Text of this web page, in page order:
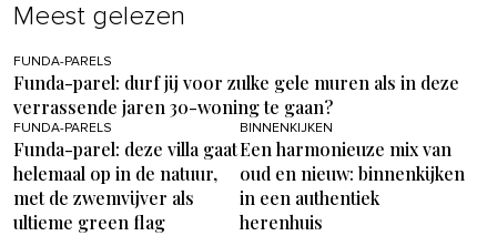
Meest gelezen
FUNDA-PARELS
Funda-parel: durf jij voor zulke gele muren als in deze
verrassende jaren 30-woning te gaan?
FUNDA-PARELS
Funda-parel: deze villa gaat
helemaal op in de natuur,
met de zwemvijver als
ultieme green flag
BINNENKIJKEN
Een harmonieuze mix van
oud en nieuw: binnenkijken
in een authentiek
herenhuis